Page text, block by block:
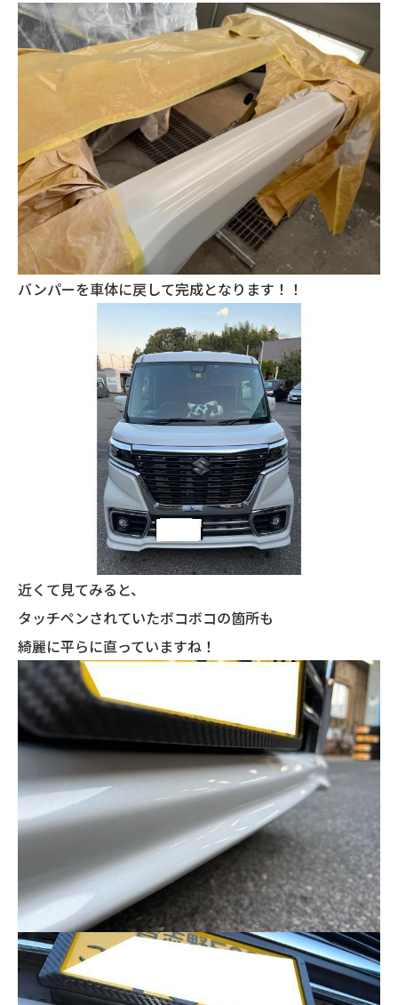
バンパーを車体に戻して完成となります！！
近くて見てみると、
タッチペンされていたボコボコの箇所も
綺麗に平らに直っていますね！